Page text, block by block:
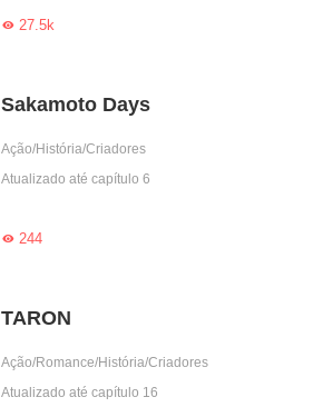
27.5k
Sakamoto Days
Ação/História/Criadores
Atualizado até capítulo 6
244
TARON
Ação/Romance/História/Criadores
Atualizado até capítulo 16